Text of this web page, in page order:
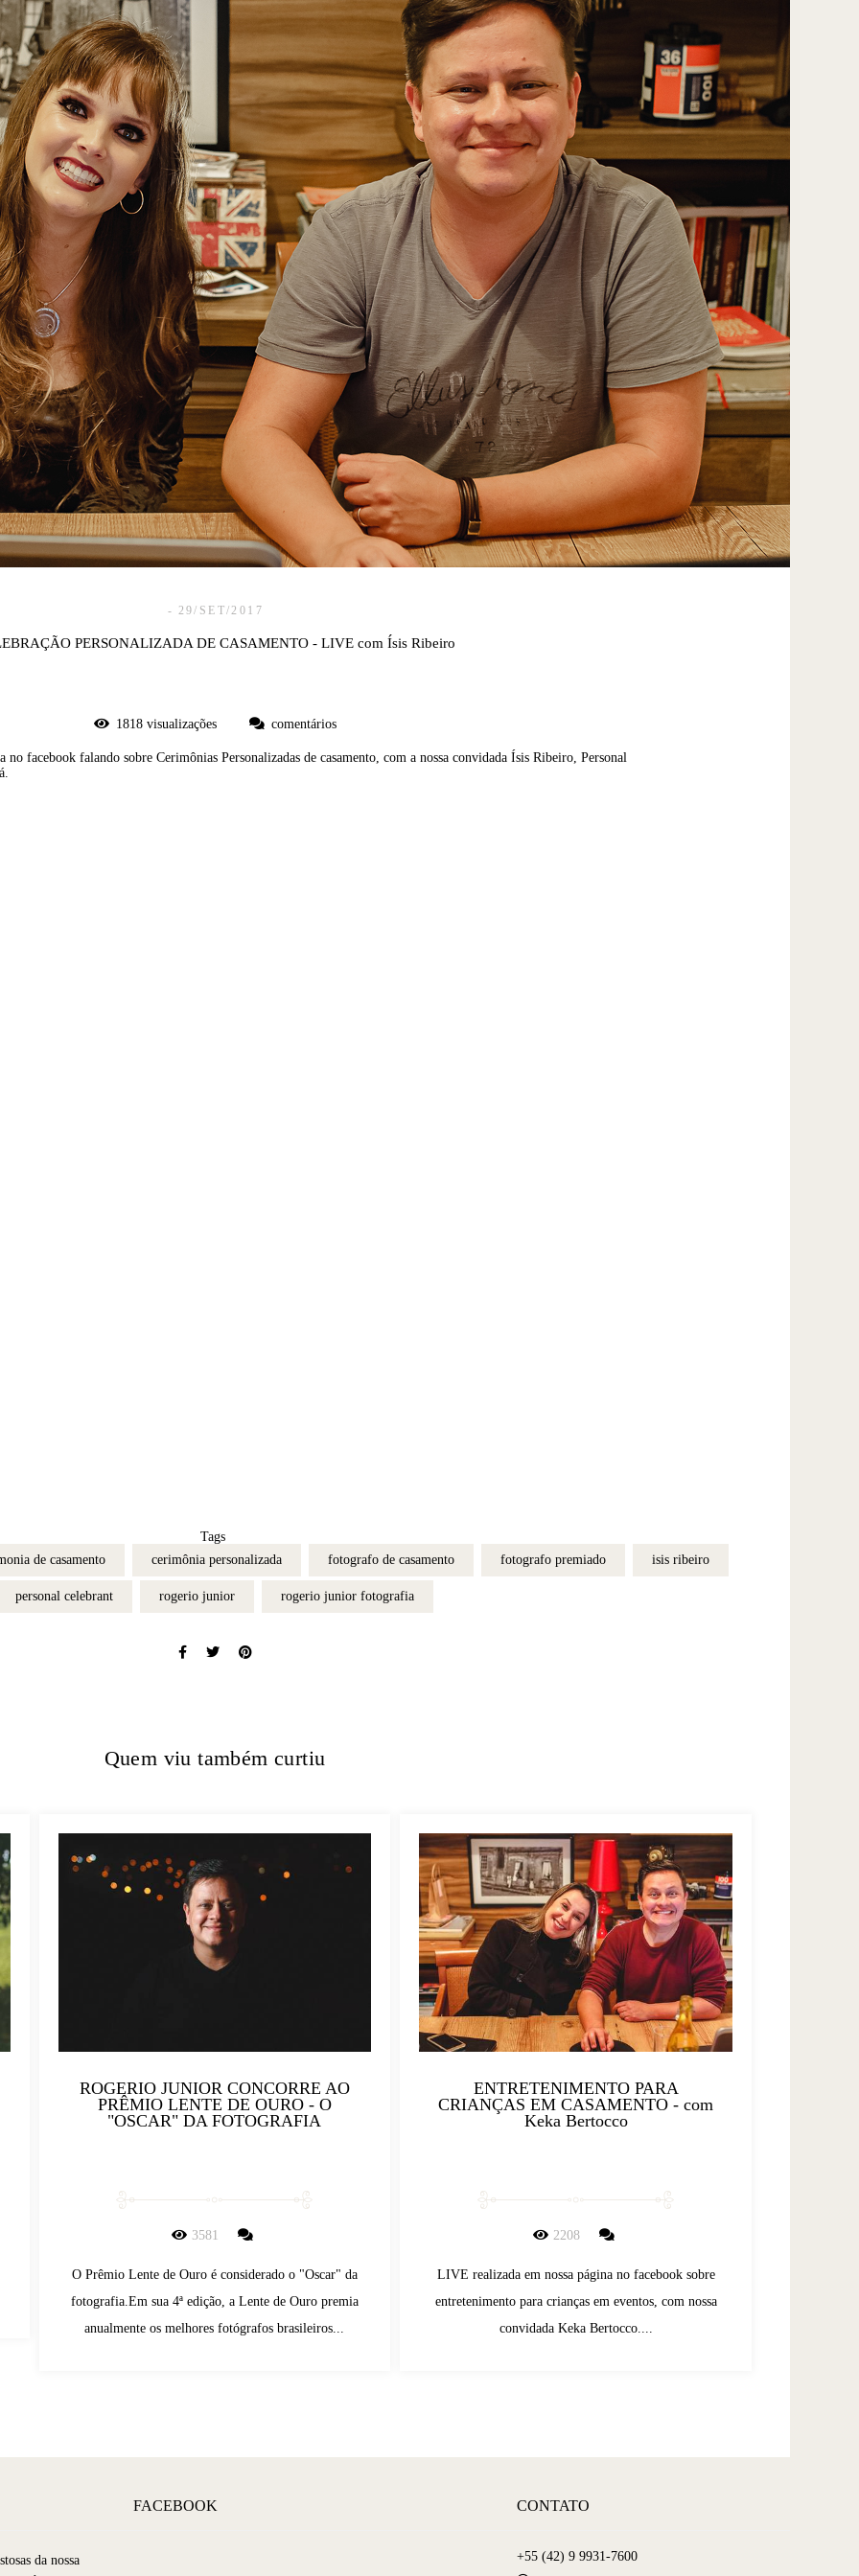
29/SET/2017
PERSONALIZADA DE CASAMENTO - LIVE com Ísis Ribeiro
1818visualizações comentários
facebook falando sobre Cerimônias Personalizadas de casamento, com a nossa convidada Ísis Ribeiro, Personal
Tags
de casamento cerimônia personalizada fotografo de casamento fotografo premiado isis ribeiro
personal celebrant rogerio junior rogerio junior fotografia
Quem viu também curtiu
ROGERIO JUNIOR CONCORRE AO
PRÊMIO LENTE DE OURO - O
"OSCAR" DA FOTOGRAFIA
3581
O Prêmio Lente de Ouro é considerado o "Oscar" da
fotografia.Em sua 4ª edição, a Lente de Ouro premia
anualmente os melhores fotógrafos brasileiros...
ENTRETENIMENTO PARA
CRIANÇAS EM CASAMENTO - com
Keka Bertocco
2208
LIVE realizada em nossa página no facebook sobre
entretenimento para crianças em eventos, com nossa
convidada Keka Bertocco....
da nossa
FACEBOOK CONTATO
+55 (42) 9 9931-7600